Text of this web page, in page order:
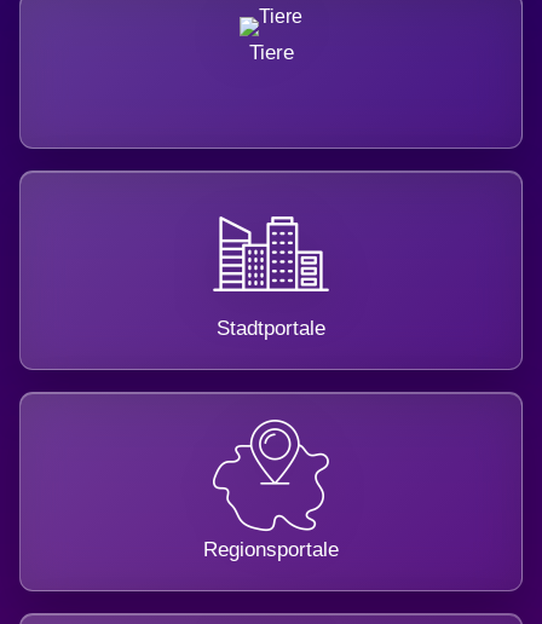
Tiere
Stadtportale
Regionsportale